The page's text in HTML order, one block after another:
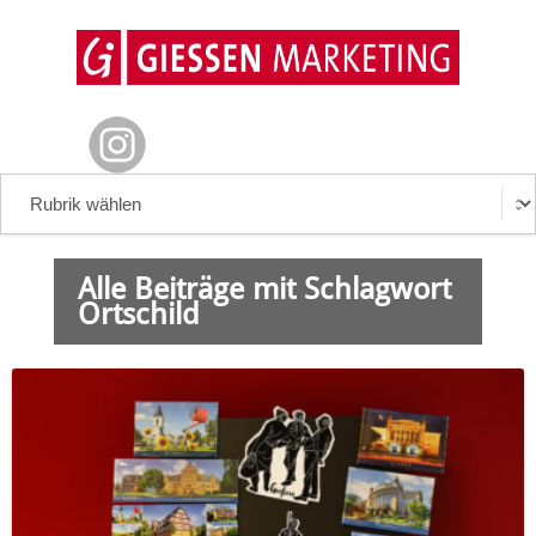
Alle Beiträge mit Schlagwort
Ortschild